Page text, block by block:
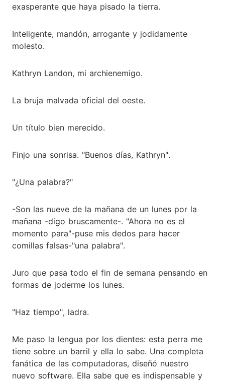
exasperante que haya pisado la tierra.
Inteligente, mandón, arrogante y jodidamente
molesto.
Kathryn Landon, mi archienemigo.
La bruja malvada oficial del oeste.
Un título bien merecido.
Finjo una sonrisa. "Buenos días, Kathryn".
"¿Una palabra?"
-Son las nueve de la mañana de un lunes por la
mañana -digo bruscamente-. "Ahora no es el
momento para"-puse mis dedos para hacer
comillas falsas-"una palabra".
Juro que pasa todo el fin de semana pensando en
formas de joderme los lunes.
"Haz tiempo", ladra.
Me paso la lengua por los dientes: esta perra me
tiene sobre un barril y ella lo sabe. Una completa
fanática de las computadoras, diseñó nuestro
nuevo software. Ella sabe que es indispensable y